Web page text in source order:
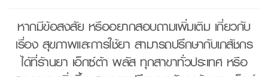
หากมีข้อสงสัย หรืออยากสอบถามเพิ่มเติม เกี่ยวกับ
เรื่อง สุขภาพและการใช้ยา สามารถปรึกษากับเภสัชกร
ได้ที่ร้านยา เอ็กซ์ต้า พลัส ทุกสาขาทั่วประเทศ หรือ